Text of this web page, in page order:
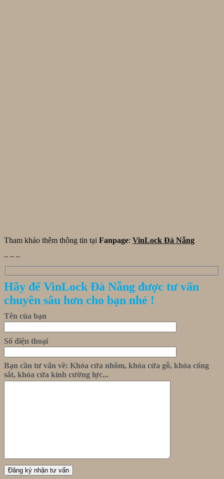
Tham khảo thêm thông tin tại Fanpage: VinLock Đà Nẵng
Hãy để VinLock Đà Nẵng được tư vấn
chuyên sâu hơn cho bạn nhé !
Tên của bạn
Số điện thoại
Bạn cần tư vấn về: Khóa cửa nhôm, khóa cửa gỗ, khóa cổng
sắt, khóa cửa kính cường lực...